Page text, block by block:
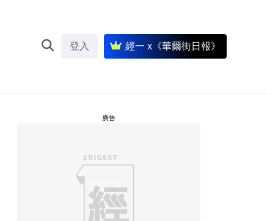
登入 經一 x《華爾街日報》
廣告